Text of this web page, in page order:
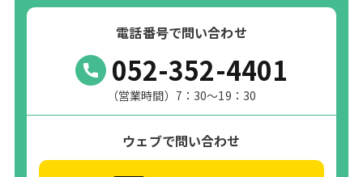
電話番号で問い合わせ
052-352-4401
（営業時間）7：30～19：30
ウェブで問い合わせ